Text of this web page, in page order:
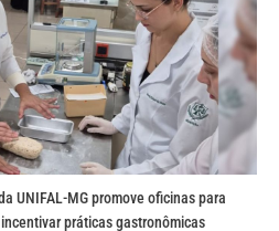
UNIFAL-MG promove oficinas para
práticas gastronômicas